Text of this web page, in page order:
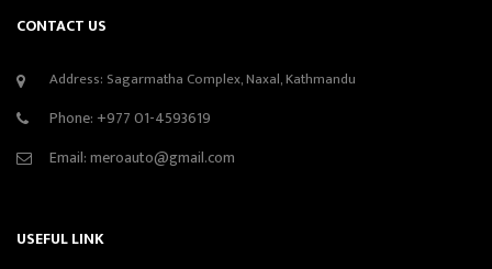
CONTACT US
Address: Sagarmatha Complex, Naxal, Kathmandu
Phone: +977 01-4593619
Email:meroauto@gmail.com
USEFUL LINK